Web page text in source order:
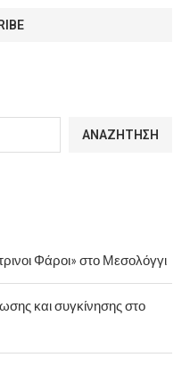
ΑΝΑΖΉΤΗΣΗ
Φάροι» στο Μεσολόγγι
και συγκίνησης στο